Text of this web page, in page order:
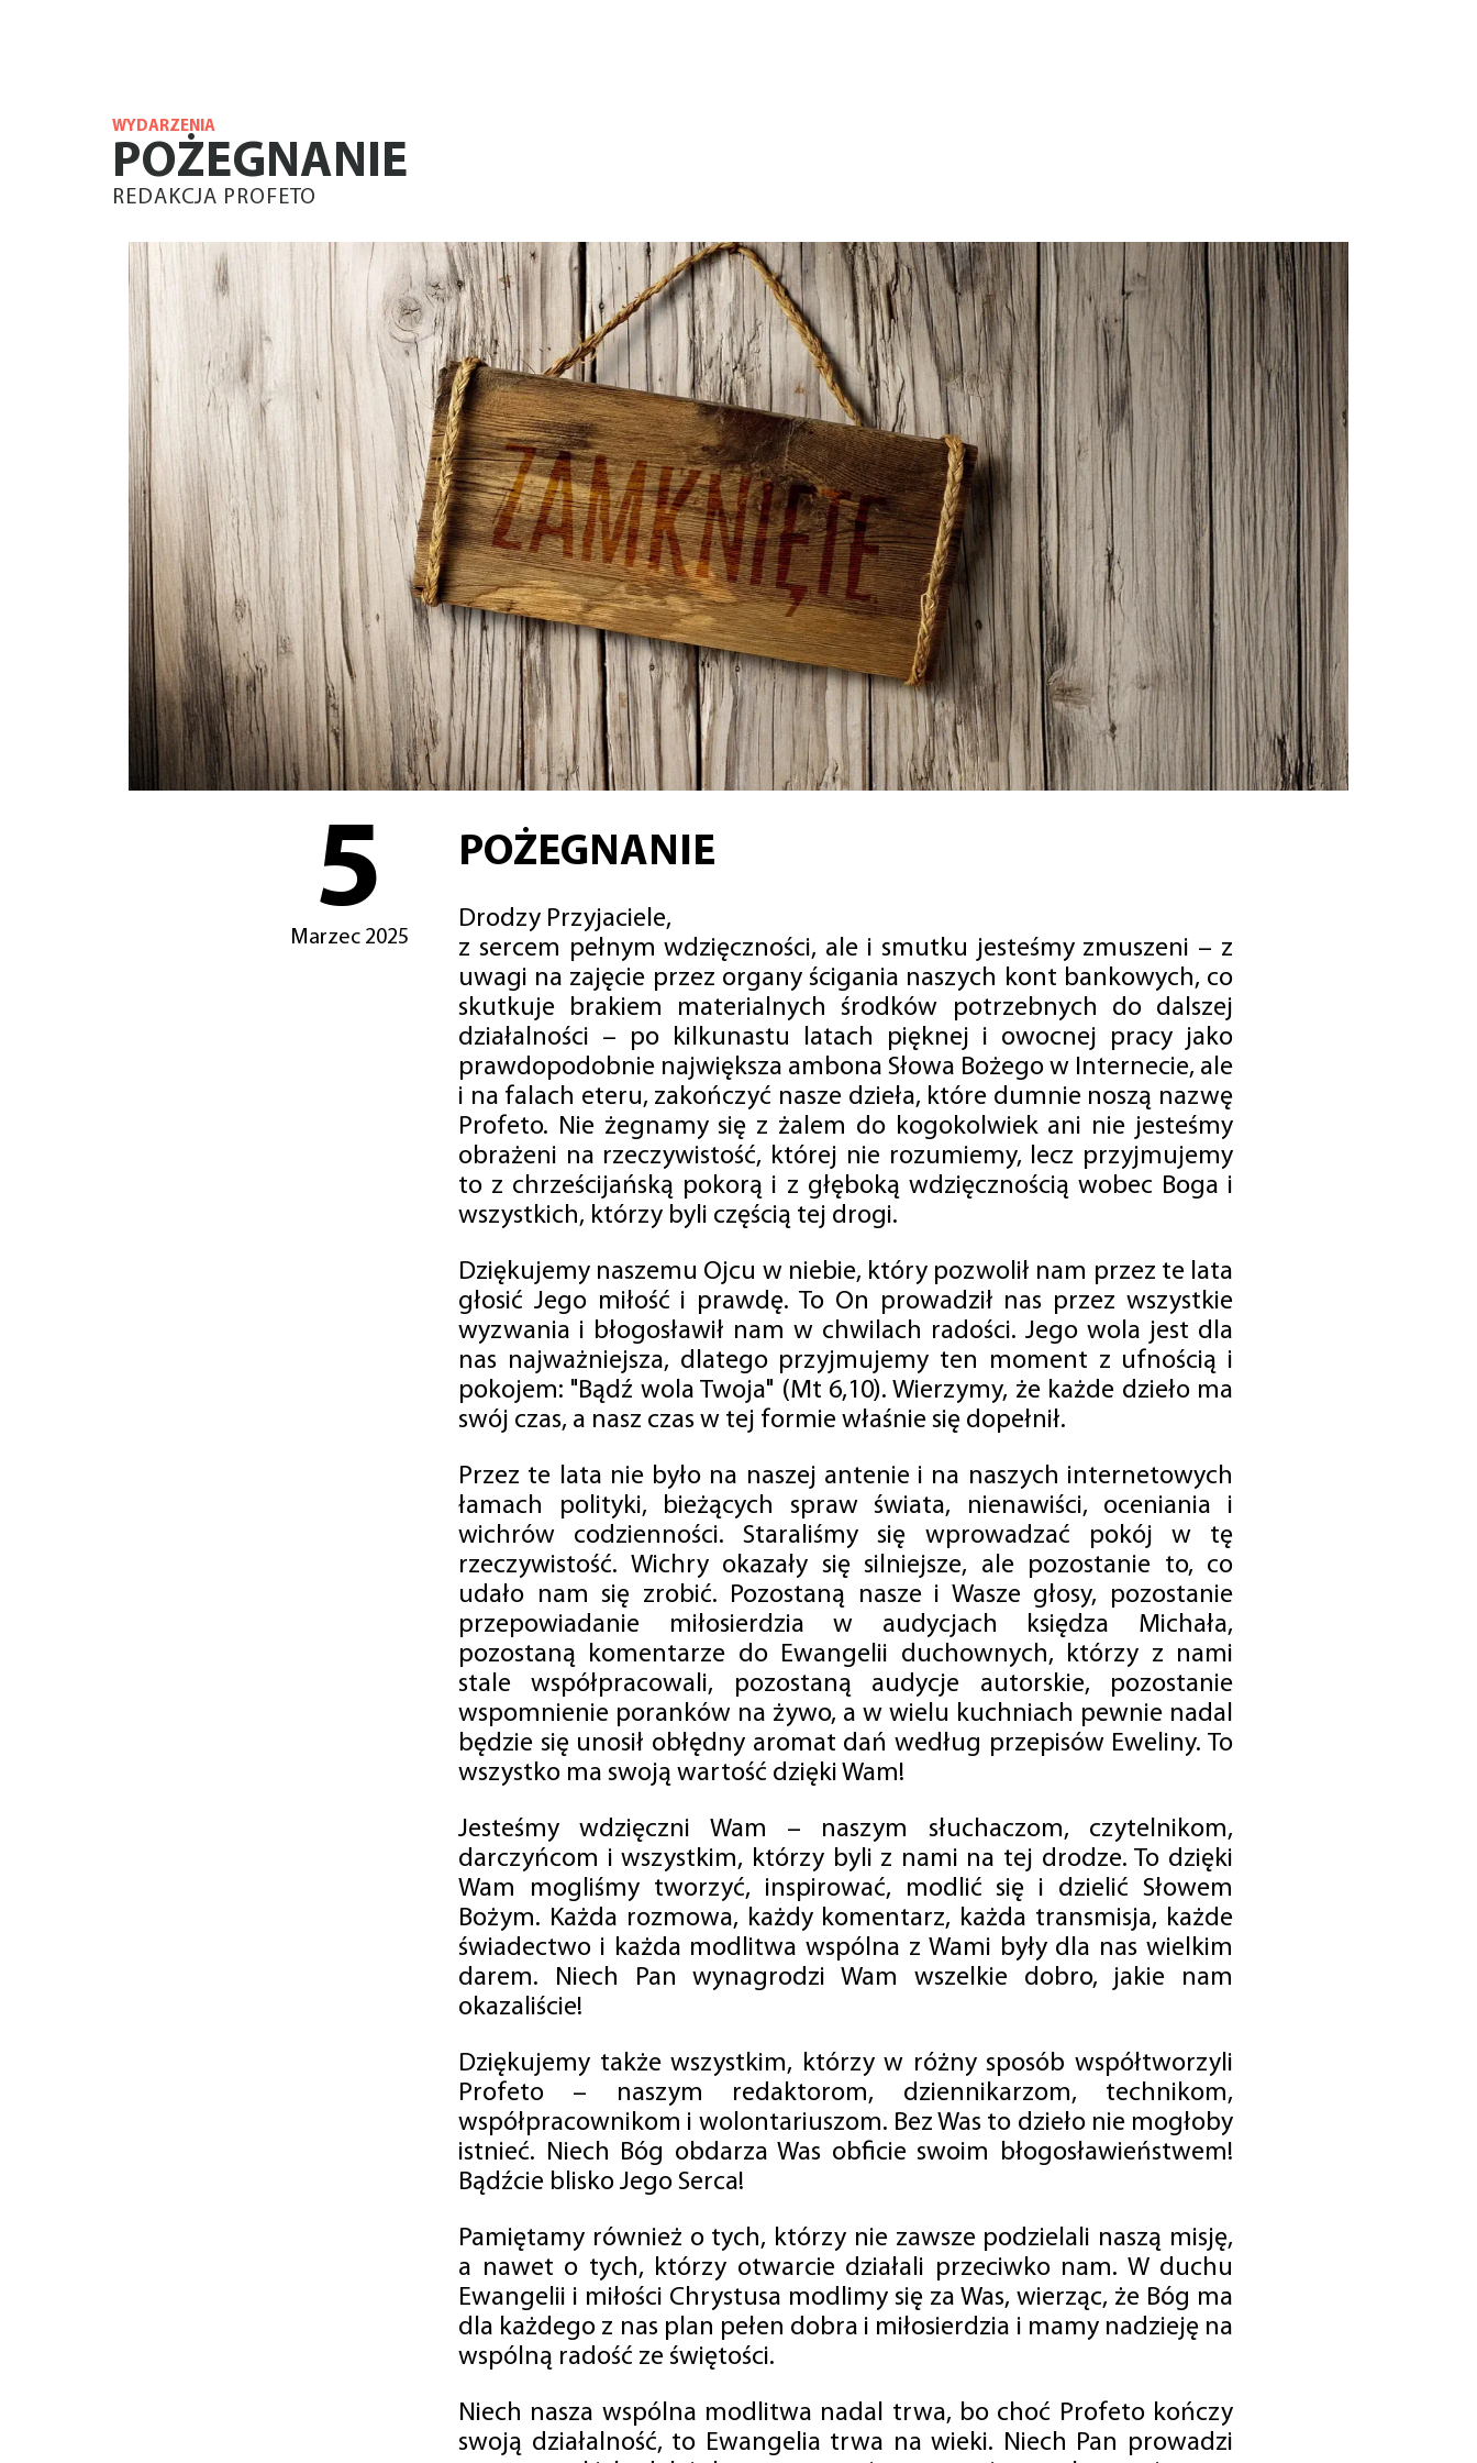
WYDARZENIA
POŻEGNANIE
REDAKCJA PROFETO
5
Marzec 2025
POŻEGNANIE
Drodzy Przyjaciele,
z sercem pełnym wdzięczności, ale i smutku jesteśmy zmuszeni – z
uwagi na zajęcie przez organy ścigania naszych kont bankowych, co
skutkuje brakiem materialnych środków potrzebnych do dalszej
działalności – po kilkunastu latach pięknej i owocnej pracy jako
prawdopodobnie największa ambona Słowa Bożego w Internecie, ale
i na falach eteru, zakończyć nasze dzieła, które dumnie noszą nazwę
Profeto. Nie żegnamy się z żalem do kogokolwiek ani nie jesteśmy
obrażeni na rzeczywistość, której nie rozumiemy, lecz przyjmujemy
to z chrześcijańską pokorą i z głęboką wdzięcznością wobec Boga i
wszystkich, którzy byli częścią tej drogi.
Dziękujemy naszemu Ojcu w niebie, który pozwolił nam przez te lata
głosić Jego miłość i prawdę. To On prowadził nas przez wszystkie
wyzwania i błogosławił nam w chwilach radości. Jego wola jest dla
nas najważniejsza, dlatego przyjmujemy ten moment z ufnością i
pokojem: "Bądź wola Twoja" (Mt 6,10). Wierzymy, że każde dzieło ma
swój czas, a nasz czas w tej formie właśnie się dopełnił.
Przez te lata nie było na naszej antenie i na naszych internetowych
łamach polityki, bieżących spraw świata, nienawiści, oceniania i
wichrów codzienności. Staraliśmy się wprowadzać pokój w tę
rzeczywistość. Wichry okazały się silniejsze, ale pozostanie to, co
udało nam się zrobić. Pozostaną nasze i Wasze głosy, pozostanie
przepowiadanie miłosierdzia w audycjach księdza Michała,
pozostaną komentarze do Ewangelii duchownych, którzy z nami
stale współpracowali, pozostaną audycje autorskie, pozostanie
wspomnienie poranków na żywo, a w wielu kuchniach pewnie nadal
będzie się unosił obłędny aromat dań według przepisów Eweliny. To
wszystko ma swoją wartość dzięki Wam!
Jesteśmy wdzięczni Wam – naszym słuchaczom, czytelnikom,
darczyńcom i wszystkim, którzy byli z nami na tej drodze. To dzięki
Wam mogliśmy tworzyć, inspirować, modlić się i dzielić Słowem
Bożym. Każda rozmowa, każdy komentarz, każda transmisja, każde
świadectwo i każda modlitwa wspólna z Wami były dla nas wielkim
darem. Niech Pan wynagrodzi Wam wszelkie dobro, jakie nam
okazaliście!
Dziękujemy także wszystkim, którzy w różny sposób współtworzyli
Profeto – naszym redaktorom, dziennikarzom, technikom,
współpracownikom i wolontariuszom. Bez Was to dzieło nie mogłoby
istnieć. Niech Bóg obdarza Was obficie swoim błogosławieństwem!
Bądźcie blisko Jego Serca!
Pamiętamy również o tych, którzy nie zawsze podzielali naszą misję,
a nawet o tych, którzy otwarcie działali przeciwko nam. W duchu
Ewangelii i miłości Chrystusa modlimy się za Was, wierząc, że Bóg ma
dla każdego z nas plan pełen dobra i miłosierdzia i mamy nadzieję na
wspólną radość ze świętości.
Niech nasza wspólna modlitwa nadal trwa, bo choć Profeto kończy
swoją działalność, to Ewangelia trwa na wieki. Niech Pan prowadzi